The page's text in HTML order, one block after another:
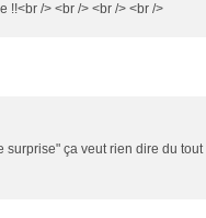
!!<br /> <br /> <br /> <br />
surprise" ça veut rien dire du tout